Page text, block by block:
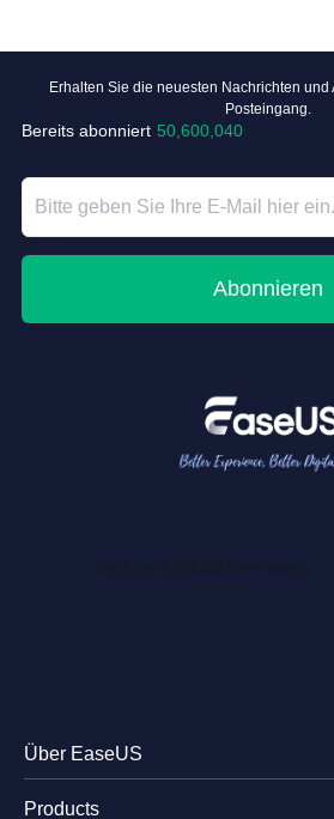
Erhalten Sie die neuesten Nachrichten und
Posteingang.
Bereits abonniert 50,600,040
Abonnieren
Über EaseUS
Products